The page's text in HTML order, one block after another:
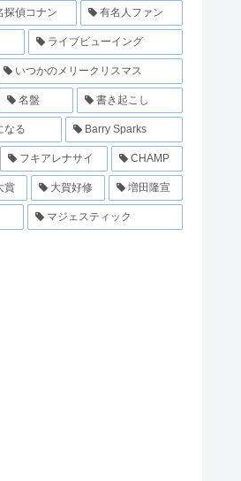
探偵コナン 有名人ファン
ライブビューイング
いつかのメリークリスマス
名盤 書き起こし
なる Barry Sparks
フキアレナサイ CHAMP
賞 大賀好修 増田隆宣
マジェスティック